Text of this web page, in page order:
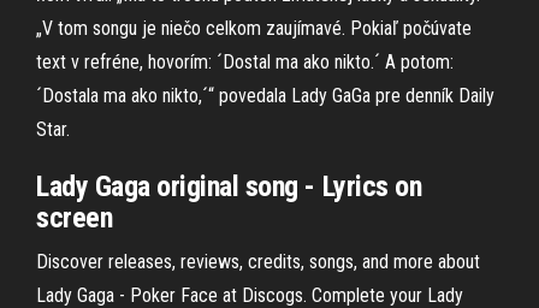
„V tom songu je niečo celkom zaujímavé. Pokiaľ počúvate
text v refréne, hovorím: ´Dostal ma ako nikto.´ A potom:
´Dostala ma ako nikto,´“ povedala Lady GaGa pre denník Daily
Star.
Lady Gaga original song - Lyrics on
screen
Discover releases, reviews, credits, songs, and more about
Lady Gaga - Poker Face at Discogs. Complete your Lady